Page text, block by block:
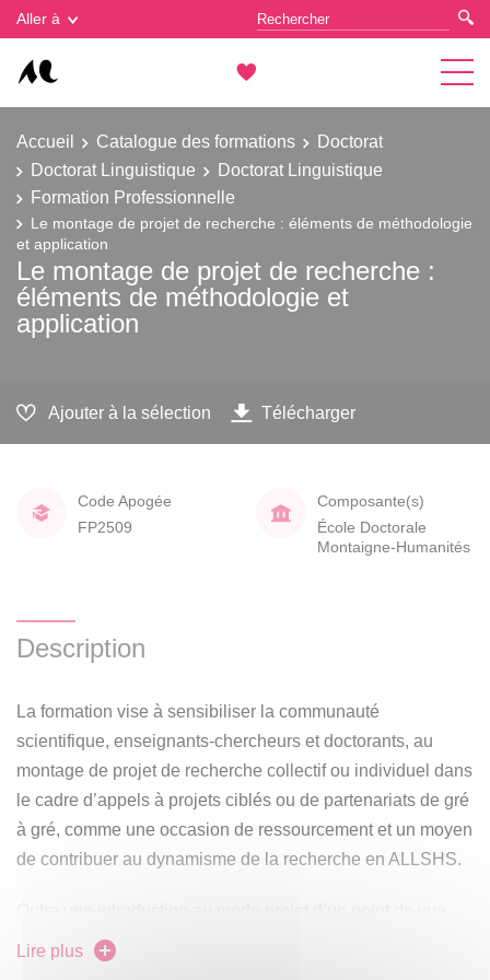
Aller à
Accueil Catalogue des formations
Doctorat
Doctorat Linguistique
Doctorat Linguistique
Formation Professionnelle
Le montage de projet de recherche : éléments de méthodologie
et application
Le montage de projet de recherche :
éléments de méthodologie et
application
Ajouter à la sélection Télécharger
Code Apogée
FP2509
Composante(s)
École Doctorale
Montaigne-Humanités
Description
La formation vise à sensibiliser la communauté
scientifique, enseignants-chercheurs et doctorants, au
montage de projet de recherche collectif ou individuel dans
le cadre d’appels à projets ciblés ou de partenariats de gré
à gré, comme une occasion de ressourcement et un moyen
de contribuer au dynamisme de la recherche en ALLSHS.
méthodologique applicable et déclinable sur n’importe
Lire plus
Gestion des cookies